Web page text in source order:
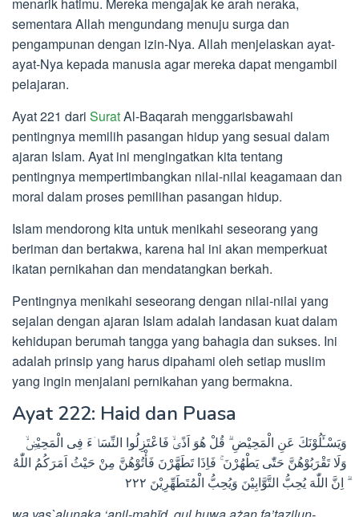
menarik hatimu. Mereka mengajak ke arah neraka,
sementara Allah mengundang menuju surga dan
pengampunan dengan izin-Nya. Allah menjelaskan ayat-
ayat-Nya kepada manusia agar mereka dapat mengambil
pelajaran.
Ayat 221 dari SuratAl-Baqarah menggarisbawahi
pentingnya memilih pasangan hidup yang sesuai dalam
ajaran Islam. Ayat ini mengingatkan kita tentang
pentingnya mempertimbangkan nilai-nilai keagamaan dan
moral dalam proses pemilihan pasangan hidup.
Islam mendorong kita untuk menikahi seseorang yang
beriman dan bertakwa, karena hal ini akan memperkuat
ikatan pernikahan dan mendatangkan berkah.
Pentingnya menikahi seseorang dengan nilai-nilai yang
sejalan dengan ajaran Islam adalah landasan kuat dalam
kehidupan berumah tangga yang bahagia dan sukses. Ini
adalah prinsip yang harus dipahami oleh setiap muslim
yang ingin menjalani pernikahan yang bermakna.
Ayat 222: Haid dan Puasa
وَيَسْـَٔلُوْنَكَ عَنِ الْمَحِيْضِ ۗ قُلْ هُوَ اَذًىۙ فَاعْتَزِلُوا النِّسَاۤءَ فِى الْمَحِيْضِۙ
وَلَا تَقْرَبُوْهُنَّ حَتّٰى يَطْهُرْنَ ۚ فَاِذَا تَطَهَّرْنَ فَأْتُوْهُنَّ مِنْ حَيْثُ اَمَرَكُمُ اللّٰهُ
ۗ اِنَّ اللّٰهَ يُحِبُّ التَّوَّابِيْنَ وَيُحِبُّ الْمُتَطَهِّرِيْنَ ٢٢٢